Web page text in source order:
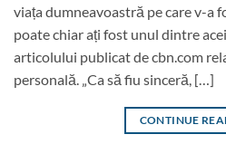
viața dumneavoastră pe care v-a
poate chiar ați fost unul dintre
articolului publicat de cbn.com
personală. „Ca să fiu sinceră, […]
CONTINUE